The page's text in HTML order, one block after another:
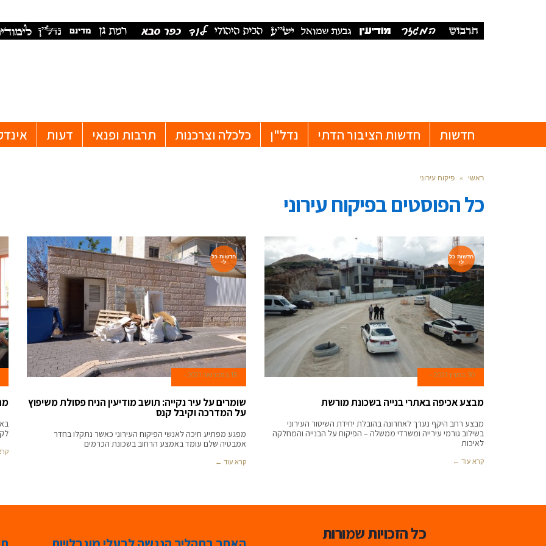
חדשות חדשות הציבור הדתי נדל"ן כלכלה וצרכנות תרבות ופנאי דעות
ראשי » פיקוח עירוני
כל הפוסטים בפיקוח עירוני
חדשות כל
לי
30 במרץ 2021
מבצע אכיפה באתרי בנייה בשכונת מורשת
מבצע רחב היקף נערך לאחרונה בהובלת יחידת השיטור העירוני
בשילוב גורמי עירייה ומשרדי ממשלה – הפיקוח על הבנייה והמחלקה
לאיכות
קרא עוד ←
חדשות כל
לי
15 בפברואר 2021
שומרים על עיר נקייה: תושב מודיעין הניח פסולת משיפוץ
על המדרכה וקיבל קנס
מפגע מפתיע חיכה לאנשי הפיקוח העירוני כאשר נתקלו בחדר
אמבטיה שלם עומד באמצע הרחוב בשכונת הכרמים
קרא עוד ←
כל הזכויות שמורות